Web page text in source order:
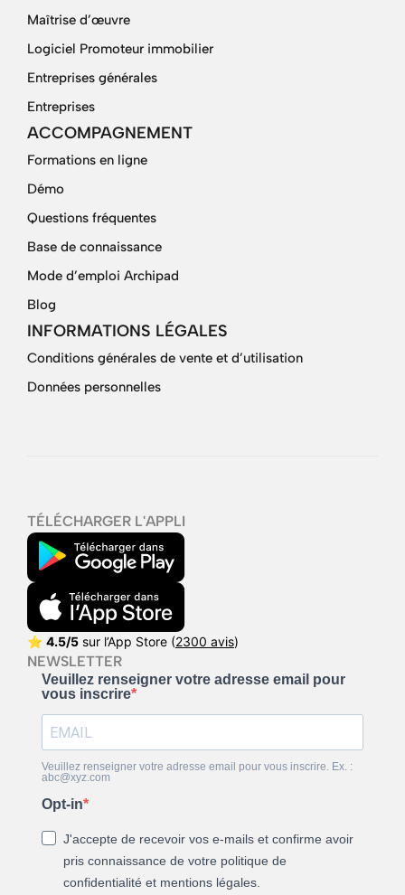
Maîtrise d’œuvre
Logiciel Promoteur immobilier
Entreprises générales
Entreprises
ACCOMPAGNEMENT
Formations en ligne
Démo
Questions fréquentes
Base de connaissance
Mode d’emploi Archipad
Blog
INFORMATIONS LÉGALES
Conditions générales de vente et d’utilisation
Données personnelles
TÉLÉCHARGER L'APPLI
⭐ 4.5/5 sur l’App Store (2300 avis)
NEWSLETTER
Veuillez renseigner votre adresse email pour
vous inscrire
Veuillez renseigner votre adresse email pour vous inscrire. Ex. :
abc@xyz.com
Opt-in
J'accepte de recevoir vos e-mails et confirme avoir
pris connaissance de votre politique de
confidentialité et mentions légales.